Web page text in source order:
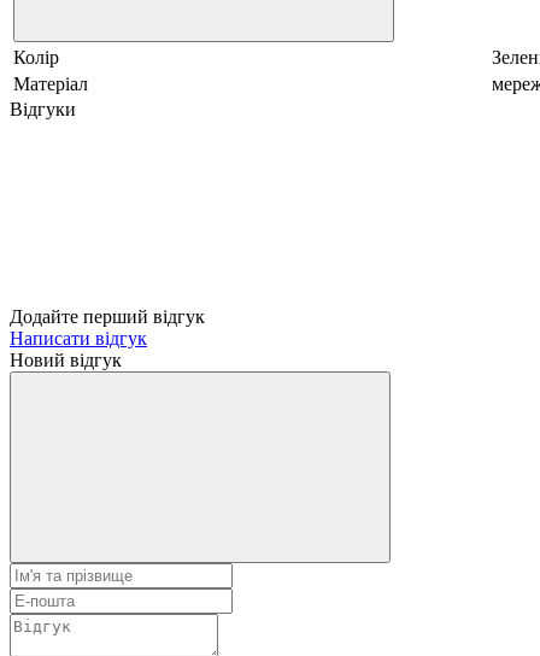
Колір
Матеріал
Відгуки
Додайте перший відгук
Написати відгук
Новий відгук